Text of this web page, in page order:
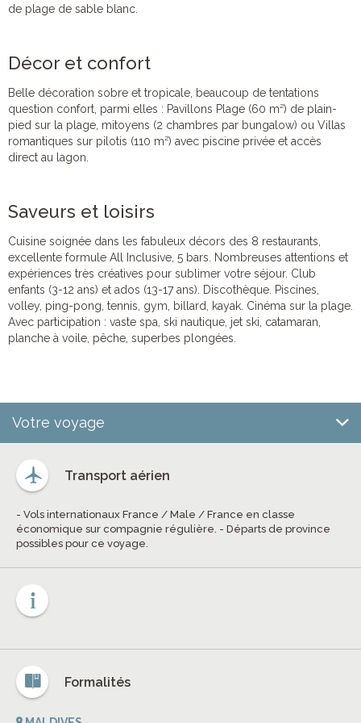
de plage de sable blanc.
Décor et confort
Belle décoration sobre et tropicale, beaucoup de tentations
question confort, parmi elles : Pavillons Plage (60 m²) de plain-
pied sur la plage, mitoyens (2 chambres par bungalow) ou Villas
romantiques sur pilotis (110 m²) avec piscine privée et accès
direct au lagon.
Saveurs et loisirs
Cuisine soignée dans les fabuleux décors des 8 restaurants,
excellente formule All Inclusive, 5 bars. Nombreuses attentions et
expériences très créatives pour sublimer votre séjour. Club
enfants (3-12 ans) et ados (13-17 ans). Discothèque. Piscines,
volley, ping-pong, tennis, gym, billard, kayak. Cinéma sur la plage.
Avec participation : vaste spa, ski nautique, jet ski, catamaran,
planche à voile, pêche, superbes plongées.
Votre voyage
Transport aérien
- Vols internationaux France / Male / France en classe
économique sur compagnie régulière. - Départs de province
possibles pour ce voyage.
Formalités